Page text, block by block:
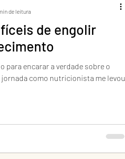
de engolir
para encarar a verdade sobre o
como nutricionista me levou
de leitura